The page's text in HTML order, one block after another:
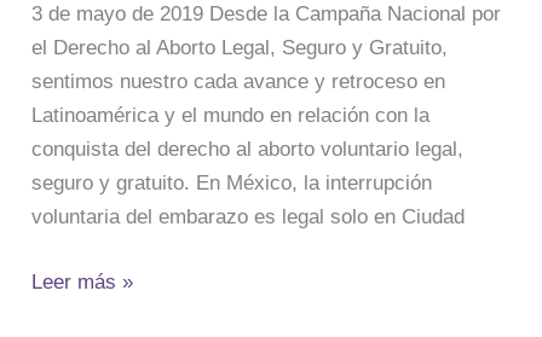
3 de mayo de 2019 Desde la Campaña Nacional por
el Derecho al Aborto Legal, Seguro y Gratuito,
sentimos nuestro cada avance y retroceso en
Latinoamérica y el mundo en relación con la
conquista del derecho al aborto voluntario legal,
seguro y gratuito. En México, la interrupción
voluntaria del embarazo es legal solo en Ciudad
Leer más »